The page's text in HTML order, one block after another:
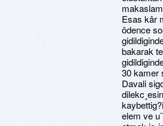
Esas kâr
ödence
bakarak
30 kamer
Davali
elem ve